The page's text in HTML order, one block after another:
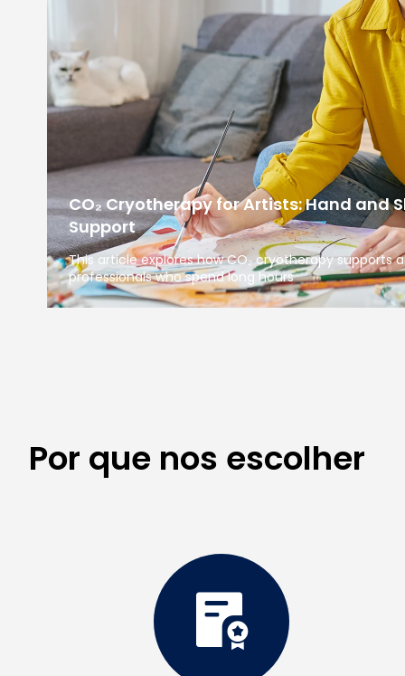
CO₂ Cryotherapy for Artists: Hand and
Support
This article explores how CO₂ cryotherapy supports
professionals who spend long hours
Por que nos escolher